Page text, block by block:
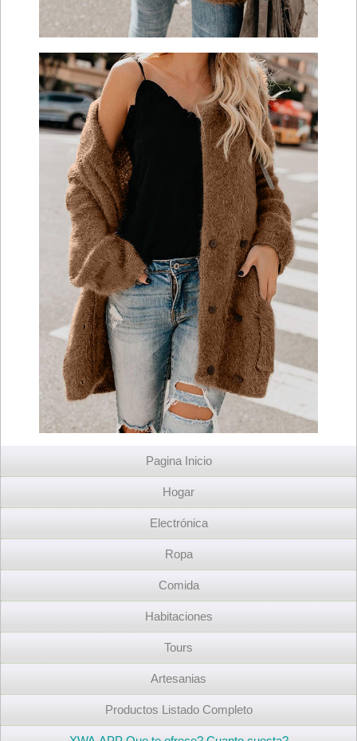
Pagina Inicio
Hogar
Electrónica
Ropa
Comida
Habitaciones
Tours
Artesanias
Productos Listado Completo